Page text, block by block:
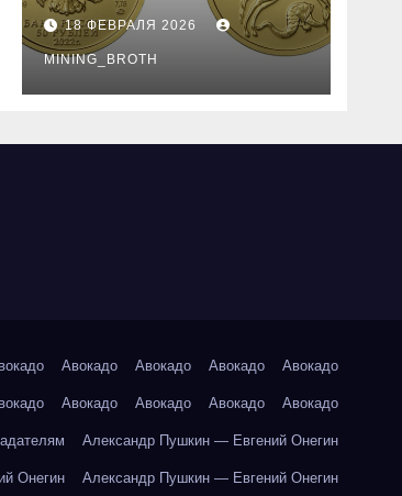
золотые монеты:
подробное
руководство
18 ФЕВРАЛЯ 2026
MINING_BROTH
Авокадо Авокадо Авокадо Авокадо
Авокадо Авокадо Авокадо Авокадо
Александр Пушкин — Евгений Онегин
Онегин Александр Пушкин — Евгений Онегин